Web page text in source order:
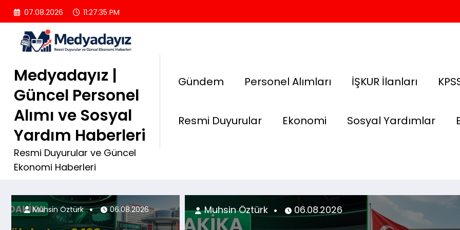
İçeriğe
atla
07.08.2026 11:27:37 PM
Medyadayız |
Güncel Personel
Alımı ve Sosyal
Yardım Haberleri
Resmi Duyurular ve Güncel
Ekonomi Haberleri
Gündem Personel Alımları İŞKUR İlanları
Resmi Duyurular Ekonomi Sosyal Yardımlar
Muhsin Öztürk 06.08.2026 Muhsin Öztürk 04.08.2026